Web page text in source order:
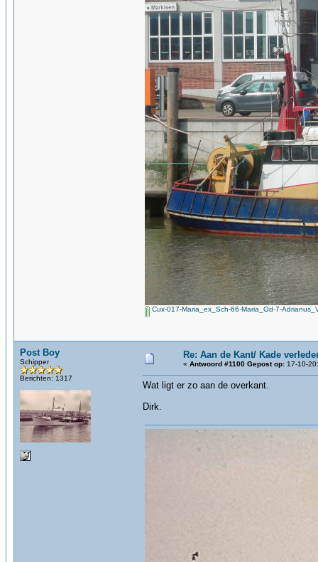
Cux-017-Maria_ex_Sch-66-Maria_Od-7-
Post Boy
Schipper
Berichten: 1317
Re: Aan de Kant/ Kade
« Antwoord #1100 Gepost op: 17-10-
Wat ligt er zo aan de overkant.
Dirk.